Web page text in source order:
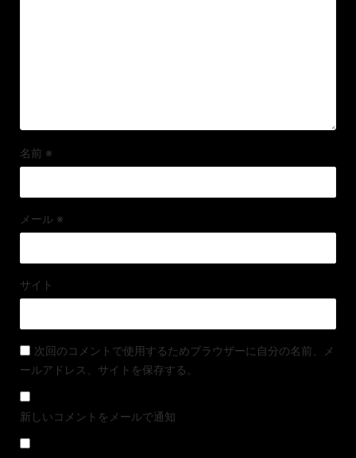
名前 ※
メール ※
サイト
次回のコメントで使用するためブラウザーに自分の名前、メ
ールアドレス、サイトを保存する。
新しいコメントをメールで通知